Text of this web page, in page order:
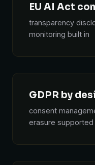
EU AI Act
transparency
monitoring built in
GDPR by
consent
erasure supported